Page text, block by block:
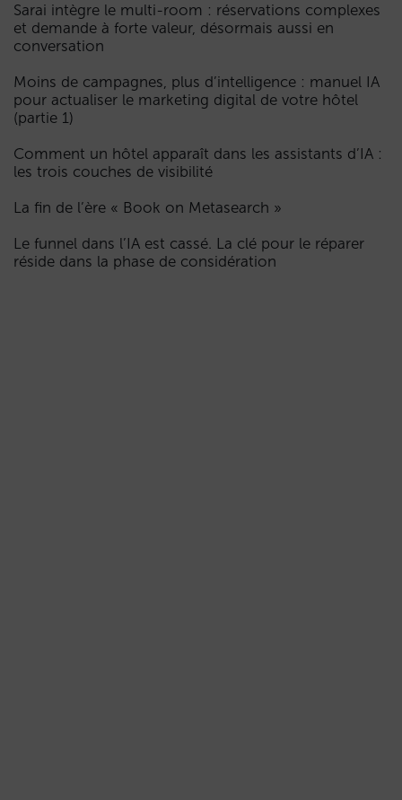
Sarai intègre le multi-room : réservations complexes
et demande à forte valeur, désormais aussi en
conversation
Moins de campagnes, plus d’intelligence : manuel IA
pour actualiser le marketing digital de votre hôtel
(partie 1)
Comment un hôtel apparaît dans les assistants d’IA :
les trois couches de visibilité
La fin de l’ère « Book on Metasearch »
Le funnel dans l’IA est cassé. La clé pour le réparer
réside dans la phase de considération